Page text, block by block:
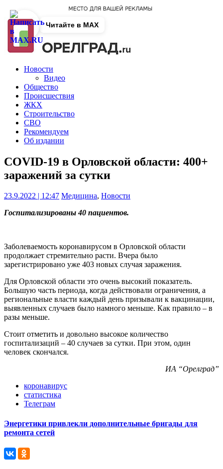
Новости
Видео
Общество
Происшествия
ЖКХ
Строительство
СВО
Рекомендуем
Об издании
COVID-19 в Орловской области: 400+
заражений за сутки
23.9.2022 | 12:47 Медицина, Новости
Госпитализированы 40 пациентов.
Заболеваемость коронавирусом в Орловской области
продолжает стремительно расти. Вчера было
зарегистрировано уже 403 новых случая заражения.
Для Орловской области это очень высокий показатель.
Большую часть периода, когда действовали ограничения, а
региональные власти каждый день призывали к вакцинации,
выявленных случаев было намного меньше. Как правило – в
разы меньше.
Стоит отметить и довольно высокое количество
госпитализаций – 40 случаев за сутки. При этом, один
человек скончался.
ИА “Орелград”
коронавирус
статистика
Телеграм
Энергетики привлекли дополнительные бригады для
ремонта сетей
Читайте в MAX